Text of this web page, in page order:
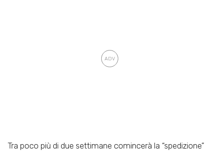
Tra poco più di due settimane comincerà la “spedizione”